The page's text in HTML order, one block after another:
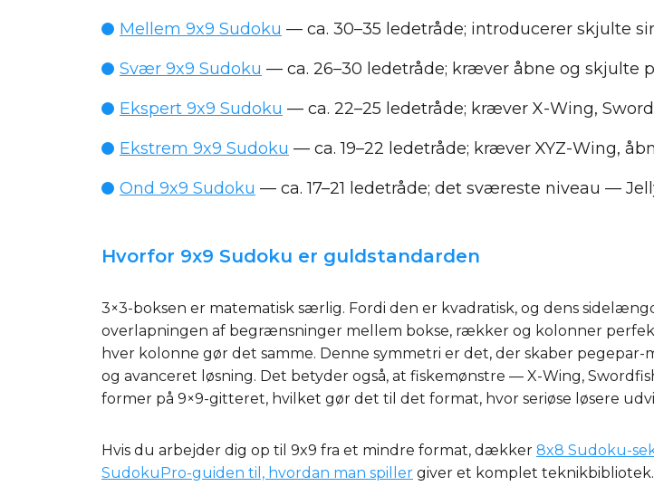
Mellem 9x9 Sudoku — ca. 30–35 ledetråde; introducerer skjulte
Svær 9x9 Sudoku — ca. 26–30 ledetråde; kræver åbne og skjulte
Ekspert 9x9 Sudoku — ca. 22–25 ledetråde; kræver X-Wing,
Ekstrem 9x9 Sudoku — ca. 19–22 ledetråde; kræver XYZ-Wing,
Ond 9x9 Sudoku — ca. 17–21 ledetråde; det sværeste niveau —
Hvorfor 9x9 Sudoku er guldstandarden
3×3-boksen er matematisk særlig. Fordi den er kvadratisk, og dens
overlapningen af begrænsninger mellem bokse, rækker og kolonner
hver kolonne gør det samme. Denne symmetri er det, der skaber
og avanceret løsning. Det betyder også, at fiskemønstre — X-Wing,
former på 9×9-gitteret, hvilket gør det til det format, hvor seriøse løsere
Hvis du arbejder dig op til 9x9 fra et mindre format, dækker 8x8 Sudoku-
SudokuPro-guiden til, hvordan man spiller giver et komplet teknikbibliotek.